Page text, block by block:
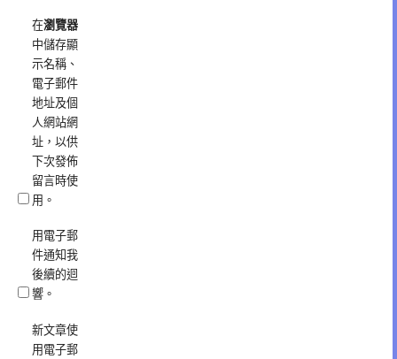
在瀏覽器
中儲存顯
示名稱、
電子郵件
地址及個
人網站網
址，以供
下次發佈
留言時使
用。
用電子郵
件通知我
後續的迴
響。
新文章使
用電子郵